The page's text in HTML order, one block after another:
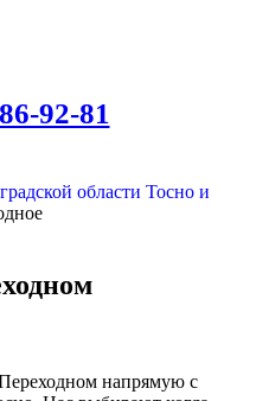
92-81
области Тосно и
напрямую с